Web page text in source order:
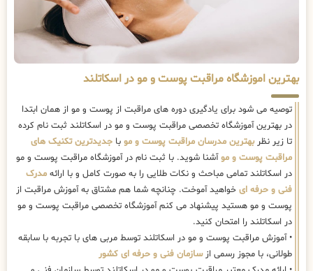
بهترین اموزشگاه مراقبت پوست و مو در اسکاتلند
توصیه می شود برای یادگیری دوره های مراقبت از پوست و مو از همان ابتدا
در بهترین آموزشگاه تخصصی مراقبت پوست و مو در اسکاتلند ثبت نام کرده
تا زیر نظربهترین مدرسان مراقبت پوست و مو با جدیدترین تکنیک های
مراقبت پوست و موآشنا شوید. با ثبت نام در آموزشگاه مراقبت پوست و مو
در اسکاتلند تمامی مباحث و نکات طلایی را به صورت کامل و با ارائه مدرک
فنی و حرفه ای خواهید آموخت. چنانچه شما هم مشتاق به آموزش مراقبت از
پوست و مو هستید پیشنهاد می کنم آموزشگاه تخصصی مراقبت پوست و مو
در اسکاتلند را امتحان کنید.
• آموزش مراقبت پوست و مو در اسکاتلند توسط مربی های با تجربه با سابقه
طولانی، با مجوز رسمی ازسازمان فنی و حرفه ای کشور